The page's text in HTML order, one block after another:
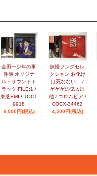
金田一少年の事
件簿 オリジナ
ル・サウンドト
ラック FILE:1 /
東芝EMI / TOCT
9918
6,000円(税込)
妖怪ソングセレ
クション お化け
は死なない… /
ゲゲゲの鬼太郎
他 / コロムビア /
COCX-34462
4,500円(税込)